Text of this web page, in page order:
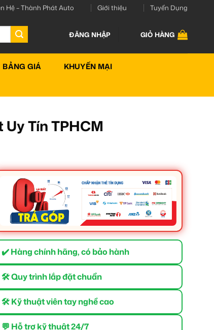
Hệ – Thành Phát Auto Giới thiệu Tuyển Dụng
ĐĂNG NHẬP GIỎ HÀNG
BẢNG GIÁ KHUYẾN MẠI
Tín TPHCM
✔️ Hàng chính hãng, có bảo hành
🛠 Quy trình lắp đặt chuẩn
🛠 Kỹ thuật viên tay nghề cao
💬 Hỗ trợ kỹ thuật 24/7